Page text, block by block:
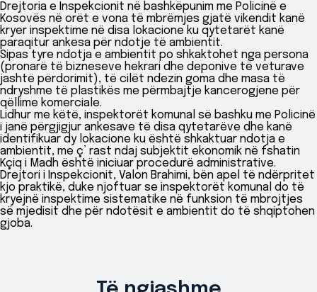
Drejtoria e Inspekcionit në bashkëpunim me Policinë e
Kosovës në orët e vona të mbrëmjes gjatë vikendit kanë
kryer inspektime në disa lokacione ku qytetarët kanë
paraqitur ankesa për ndotje të ambientit.
Sipas tyre ndotja e ambientit po shkaktohet nga persona
(pronarë të bizneseve hekrari dhe deponive të veturave
jashtë përdorimit), të cilët ndezin goma dhe masa të
ndryshme të plastikës me përmbajtje kancerogjene për
qëllime komerciale.
Lidhur me këtë, inspektorët komunal së bashku me Policinë
i janë përgjigjur ankesave të disa qytetarëve dhe kanë
identifikuar dy lokacione ku është shkaktuar ndotja e
ambientit, me ç’ rast ndaj subjektit ekonomik në fshatin
Kçiq i Madh është iniciuar procedurë administrative.
Drejtori i Inspekcionit, Valon Brahimi, bën apel të ndërpritet
kjo praktikë, duke njoftuar se inspektorët komunal do të
kryejnë inspektime sistematike në funksion të mbrojtjes
së mjedisit dhe për ndotësit e ambientit do të shqiptohen
gjoba.